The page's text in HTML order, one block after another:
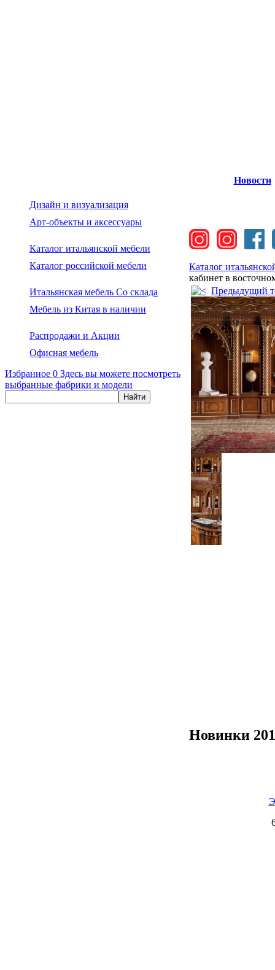
Дизайн и визуализация
Арт-объекты и аксессуары
Каталог итальянской мебели
Каталог российской мебели
Итальянская мебель Со склада
Мебель из Китая в наличии
Распродажи и Акции
Офисная мебель
Избранное 0 Здесь вы можете посмотреть
выбранные фабрики и модели
Новости
Каталог
кабинет в
Предыдущий
Новинки